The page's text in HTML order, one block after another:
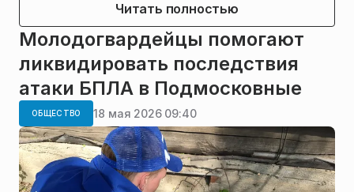
Читать полностью
Молодогвардейцы помогают
ликвидировать последствия
атаки БПЛА в Подмосковные
ОБЩЕСТВО 18 мая 2026 09:40